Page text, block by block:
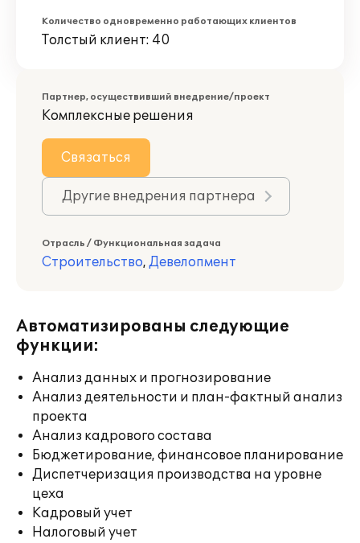
Количество одновременно работающих клиентов
Толстый клиент: 40
Партнер, осуществивший внедрение/проект
Комплексные решения
Связаться
Другие внедрения партнера
Отрасль / Функциональная задача
Строительство, Девелопмент
Автоматизированы следующие
функции:
Анализ данных и прогнозирование
Анализ деятельности и план-фактный анализ
проекта
Анализ кадрового состава
Бюджетирование, финансовое планирование
Диспетчеризация производства на уровне
цеха
Кадровый учет
Налоговый учет